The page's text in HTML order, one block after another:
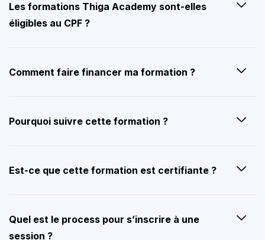
Les formations Thiga Academy sont-elles
éligibles au CPF ?
Comment faire financer ma formation ?
Pourquoi suivre cette formation ?
Est-ce que cette formation est certifiante ?
Quel est le process pour s’inscrire à une
session ?